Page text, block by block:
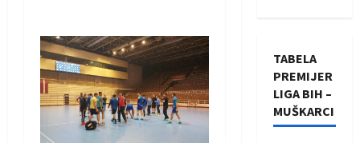
TABELA
PREMIJER
LIGA BIH –
MUŠKARCI